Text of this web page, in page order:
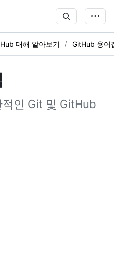
대해 알아보기 GitHub 용어
적인 Git 및 GitHub